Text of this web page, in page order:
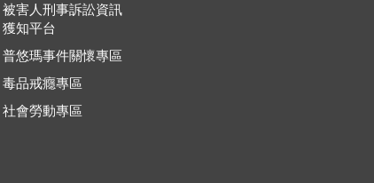
被害人刑事訴訟資訊
獲知平台
普悠瑪事件關懷專區
毒品戒癮專區
社會勞動專區